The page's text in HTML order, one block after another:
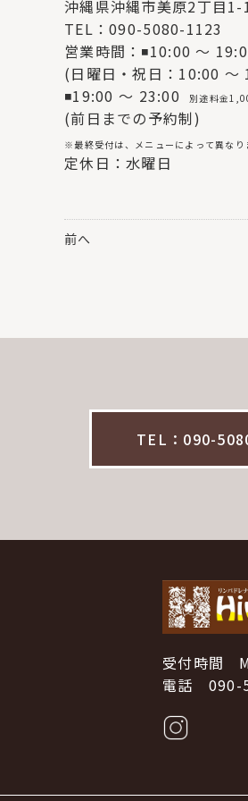
沖縄県沖縄市美原2丁目1-
TEL：090-5080-1123
営業時間：◾10:00 〜
(日曜日・祝日：10:00 〜
◾19:00 〜 23:00
別途料金
(前日までの予約制)
※最終受付は、メニューによって異なり
定休日：水曜日
前へ
TEL：090-
受付時間
電話 090-